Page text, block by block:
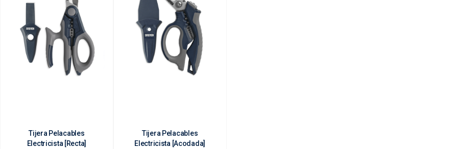
Tijera Pelacables
Electricista [Recta]
Tijera Pelacables
Electricista [Acodada]